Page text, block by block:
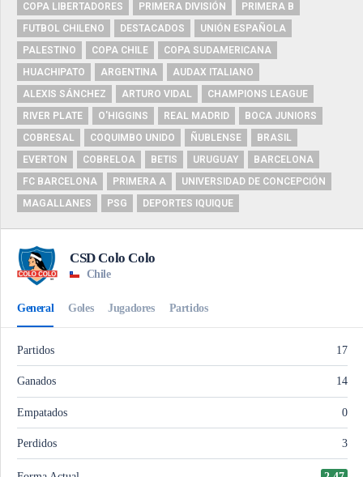
COPA LIBERTADORES
PRIMERA DIVISIÓN
PRIMERA B
FUTBOL CHILENO
DESTACADOS
UNIÓN ESPAÑOLA
PALESTINO
COPA CHILE
COPA SUDAMERICANA
HUACHIPATO
ARGENTINA
AUDAX ITALIANO
ALEXIS SÁNCHEZ
ARTURO VIDAL
CHAMPIONS LEAGUE
RIVER PLATE
O'HIGGINS REAL MADRID
BOCA JUNIORS
COBRESAL
COQUIMBO UNIDO ÑUBLENSE
BRASIL
EVERTON
COBRELOA BETIS URUGUAY
BARCELONA
FC BARCELONA
PRIMERA A
UNIVERSIDAD DE CONCEPCIÓN
MAGALLANES
PSG DEPORTES IQUIQUE